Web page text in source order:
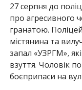
27 серпня до
про агресивного
гранатою.
містянина та
запал «УЗРГМ»,
взуття. Чоловік
боєприпаси на